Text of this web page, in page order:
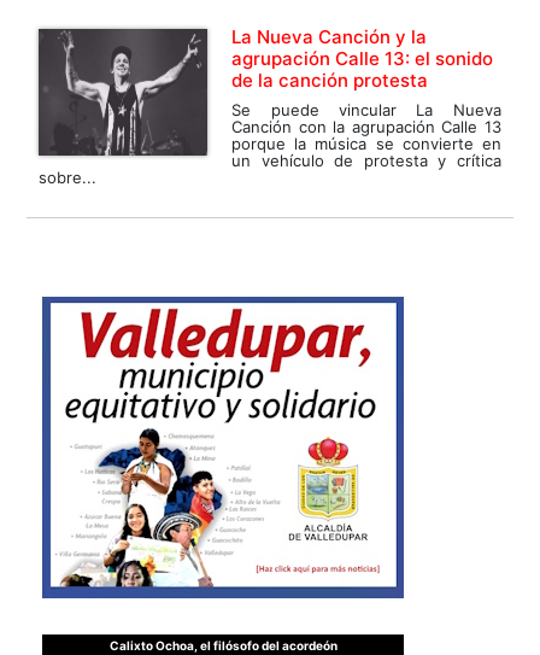
La Nueva Canción y la
agrupación Calle 13: el sonido
de la canción protesta
Se puede vincular La Nueva
Canción con la agrupación Calle 13
porque la música se convierte en
un vehículo de protesta y crítica
sobre...
Calixto Ochoa, el filósofo del acordeón